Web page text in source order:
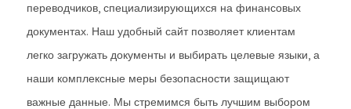
переводчиков, специализирующихся на финансовых
документах. Наш удобный сайт позволяет клиентам
легко загружать документы и выбирать целевые языки, а
наши комплексные меры безопасности защищают
важные данные. Мы стремимся быть лучшим выбором